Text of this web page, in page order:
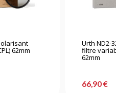
62mm
Urth ND2-
filtre
62mm
66,90 €